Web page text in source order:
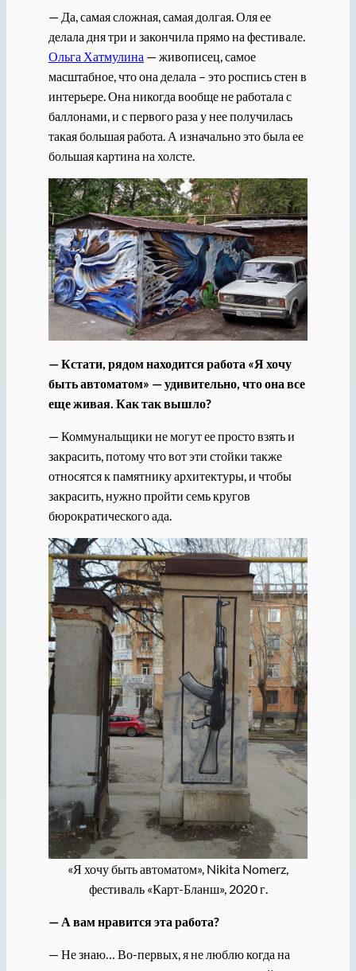
— Да, самая сложная, самая долгая. Оля ее
делала дня три и закончила прямо на фестивале.
Ольга Хатмулина — живописец, самое
масштабное, что она делала – это роспись стен в
интерьере. Она никогда вообще не работала с
баллонами, и с первого раза у нее получилась
такая большая работа. А изначально это была ее
большая картина на холсте.
— Кстати, рядом находится работа «Я хочу
быть автоматом» — удивительно, что она все
еще живая. Как так вышло?
— Коммунальщики не могут ее просто взять и
закрасить, потому что вот эти стойки также
относятся к памятнику архитектуры, и чтобы
закрасить, нужно пройти семь кругов
бюрократического ада.
«Я хочу быть автоматом», Nikita Nomerz,
фестиваль «Карт-Бланш», 2020 г.
— А вам нравится эта работа?
— Не знаю… Во-первых, я не люблю когда на